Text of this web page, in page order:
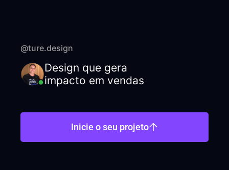
@ture.design
Design que gera
impacto em vendas
Inicie o seu projeto